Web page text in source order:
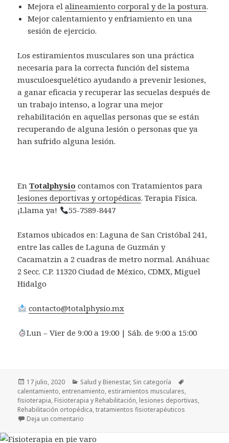
Mejora elalineamiento corporal y de la postura.
Mejor calentamiento y enfriamiento en una
sesión de ejercicio.
Los estiramientos musculares son una práctica
necesaria para la correcta función del sistema
musculoesquelético ayudando a prevenir lesiones,
a ganar eficacia y recuperar las secuelas después de
un trabajo intenso, a lograr una mejor
rehabilitación en aquellas personas que se están
recuperando de alguna lesión o personas que ya
han sufrido alguna lesión.
EnTotalphysio contamos con Tratamientos para
lesiones deportivas y ortopédicas. Terapia Física.
¡Llama ya!
55-7589-8447
Estamos ubicados en: Laguna de San Cristóbal 241,
entre las calles de Laguna de Guzmán y
Cacamatzin a 2 cuadras de metro normal. Anáhuac
2 Secc. C.P. 11320 Ciudad de México, CDMX, Miguel
Hidalgo
contacto@totalphysio.mx
Lun – Vier de 9:00 a 19:00 | Sáb. de 9:00 a 15:00
Publicado
el
17 julio, 2020 Categorías
Salud y Bienestar, Sin categoría
calentamiento, entrenamiento, estiramientos musculares,
fisioterapia, Fisioterapia y Rehabilitación, lesiones deportivas,
Rehabilitación ortopédica,tratamientos fisioterapéuticos
Deja un comentario